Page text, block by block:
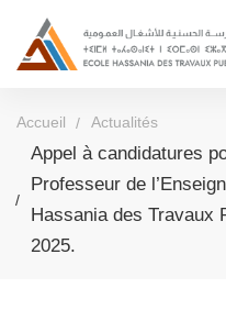
Accueil Actualités
Appel à candidatures
Professeur de
Hassania des Travaux
2025.